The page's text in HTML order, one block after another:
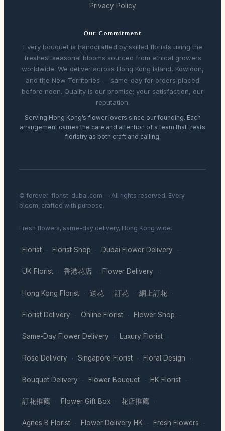
Privacy Policy
Our Commitment
Every bouquet is handcrafted by skilled florists using the
freshest seasonal blooms sourced from ethical growers
worldwide. We deliver across Hong Kong Island, Kowloon,
and the New Territories — same-day for orders placed
before noon. Quality is our promise; your satisfaction, our
reputation.
Serving Hong Kong’s flower lovers since our founding. Each
arrangement carries the care and attention of a team that treats
floristry as both craft and calling.
© forever-florist-dubai.com — All rights reserved. Every
bloom, crafted with purpose.
Fresh flowers, same-day delivery, Hong Kong wide.
Florist · Florist Shop · Dubai Flower Delivery ·
UK Florist · 香港花店 · Flower Delivery ·
Hong Kong Florist · 送花 · 訂花 · 網上訂花 ·
Florist Delivery · Online Florist · Flower Shop ·
Same-Day Flower Delivery · Luxury Florist ·
Rose Delivery · Singapore Florist · Floral Design ·
Bouquet Delivery · Flower Bouquet · HK Florist ·
訂花推薦 · Flower Gift Box · 花店推薦 ·
Agnes B Florist · Flower Delivery HK · Fresh Flowers ·